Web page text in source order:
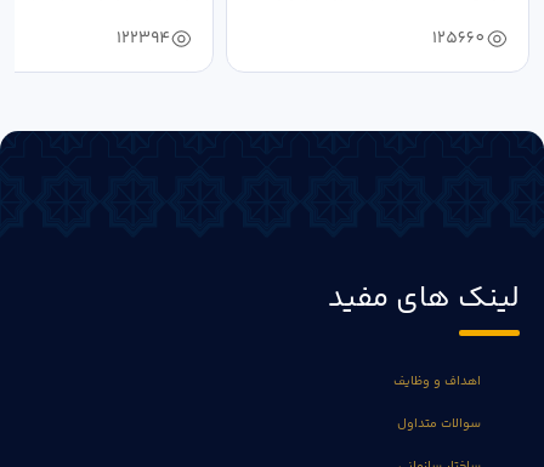
125660
122394
لینک های مفید
اهداف و وظایف
سوالات متداول